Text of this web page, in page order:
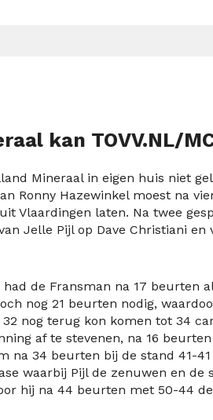
kan TOVV.NL/
Mineraal in eigen huis niet
Ronny Hazewinkel moest na
Vlaardingen laten. Na twee
Jelle Pijl op Dave Christiani
de Fransman na 17 beurten
nog 21 beurten nodig,
nog terug kon komen tot 34
af te stevenen, na 16
na 34 beurten bij de stand 41-
waarbij Pijl de zenuwen en
hij na 44 beurten met 50-44